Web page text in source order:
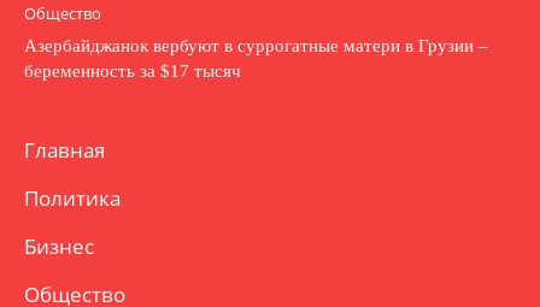
Общество
Азербайджанок вербуют в суррогатные матери в Грузии –
беременность за $17 тысяч
Главная
Политика
Бизнес
Общество